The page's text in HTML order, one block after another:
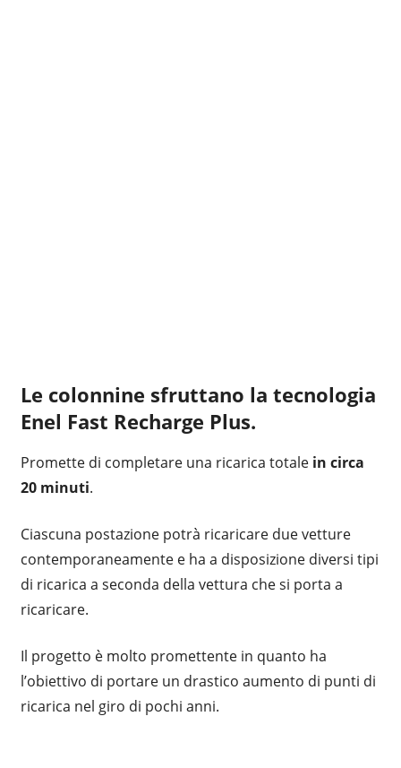
Le colonnine sfruttano la tecnologia
Enel Fast Recharge Plus.
Promette di completare una ricarica totale in circa
20 minuti.
Ciascuna postazione potrà ricaricare due vetture
contemporaneamente e ha a disposizione diversi tipi
di ricarica a seconda della vettura che si porta a
ricaricare.
Il progetto è molto promettente in quanto ha
l’obiettivo di portare un drastico aumento di punti di
ricarica nel giro di pochi anni.